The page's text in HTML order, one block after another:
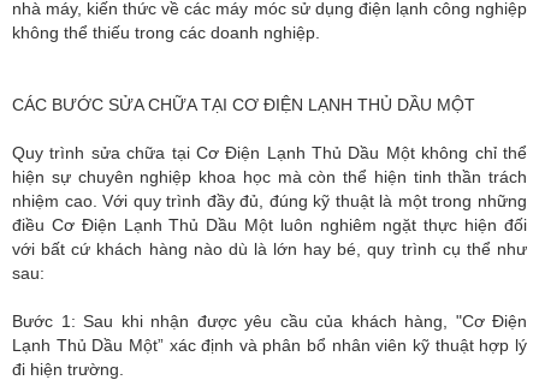
nhà máy, kiến thức về các máy móc sử dụng điện lạnh công nghiệp
không thể thiếu trong các doanh nghiệp.
CÁC BƯỚC SỬA CHỮA TẠI CƠ ĐIỆN LẠNH THỦ DẦU MỘT
Quy trình sửa chữa tại Cơ Điện Lạnh Thủ Dầu Một không chỉ thể
hiện sự chuyên nghiệp khoa học mà còn thể hiện tinh thần trách
nhiệm cao. Với quy trình đầy đủ, đúng kỹ thuật là một trong những
điều Cơ Điện Lạnh Thủ Dầu Một luôn nghiêm ngặt thực hiện đối
với bất cứ khách hàng nào dù là lớn hay bé, quy trình cụ thể như
sau:
Bước 1: Sau khi nhận được yêu cầu của khách hàng, "Cơ Điện
Lạnh Thủ Dầu Một” xác định và phân bổ nhân viên kỹ thuật hợp lý
đi hiện trường.